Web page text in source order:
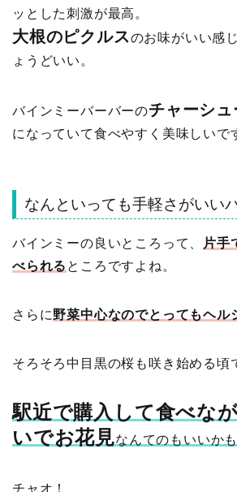
ッとした刺激が最高。
大根のピクルスのお味がいい感
ょうどいい。
バインミーバーバーのチャーシ
になっていて食べやすく美味しいで
なんといっても手軽さがいい
バインミーの良いところって、
片手
べられる ところですよね。
さらに野菜中心なのでとってもヘル
そろそろ中目黒の桜も咲き始める頃
駅近で購入して食べな
いでお花見なんてのもいいか
チャオ！